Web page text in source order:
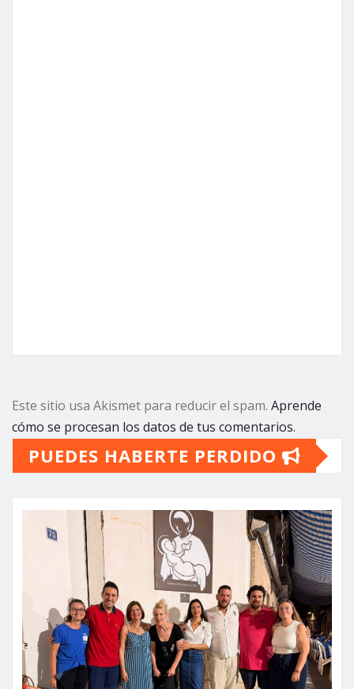
Este sitio usa Akismet para reducir el spam. Aprende
cómo se procesan los datos de tus comentarios.
PUEDES HABERTE PERDIDO